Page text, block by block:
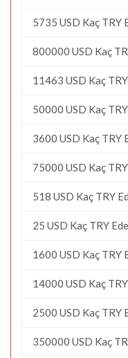
5735 USD Kaç TRY
800000 USD Kaç
11463 USD Kaç
50000 USD Kaç
3600 USD Kaç TRY
75000 USD Kaç
518 USD Kaç TRY
25 USD Kaç TRY
1600 USD Kaç TRY
14000 USD Kaç
2500 USD Kaç TRY
350000 USD Kaç